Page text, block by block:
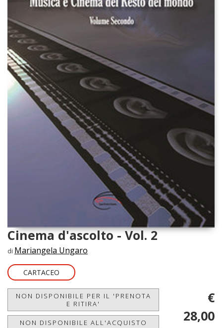
Cinema d'ascolto - Vol. 2
di Mariangela Ungaro
CARTACEO
NON DISPONIBILE PER IL 'PRENOTA
E RITIRA'
NON DISPONIBILE ALL'ACQUISTO
€
28,00